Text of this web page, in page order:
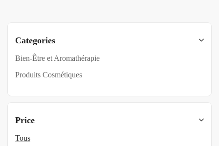
Categories
Bien-Être et Aromathérapie
Produits Cosmétiques
Price
Tous